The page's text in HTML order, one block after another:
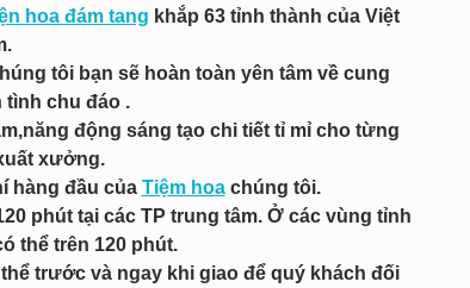
hoa đám tang khắp 63 tỉnh thành của Việt
tôi bạn sẽ hoàn toàn yên tâm về cung
tình chu đáo .
động sáng tạo chi tiết tỉ mỉ cho từng
xưởng.
hàng đầu của Tiệm hoachúng tôi.
phút tại các TP trung tâm. Ở các vùng tỉnh
thể trên 120 phút.
trước và ngay khi giao để quý khách đối